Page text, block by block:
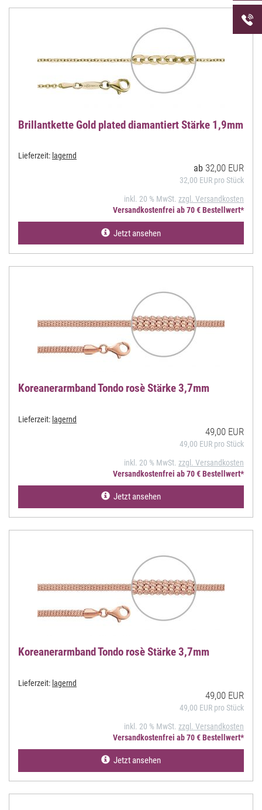
Brillantkette Gold plated diamantiert Stärke 1,9mm
Lieferzeit: lagernd
ab 32,00 EUR
32,00 EUR pro Stück
inkl. 20 % MwSt. zzgl. Versandkosten
Versandkostenfrei ab 70 € Bestellwert*
Jetzt ansehen
Koreanerarmband Tondo rosè Stärke 3,7mm
Lieferzeit: lagernd
49,00 EUR
49,00 EUR pro Stück
inkl. 20 % MwSt. zzgl. Versandkosten
Versandkostenfrei ab 70 € Bestellwert*
Jetzt ansehen
Koreanerarmband Tondo rosè Stärke 3,7mm
Lieferzeit: lagernd
49,00 EUR
49,00 EUR pro Stück
inkl. 20 % MwSt. zzgl. Versandkosten
Versandkostenfrei ab 70 € Bestellwert*
Jetzt ansehen
uns